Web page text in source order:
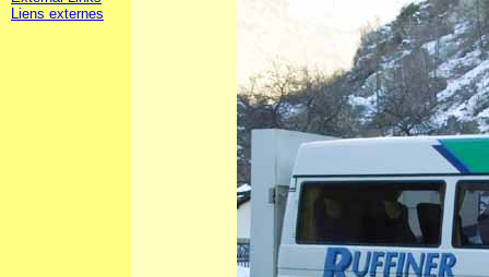
Liens externes